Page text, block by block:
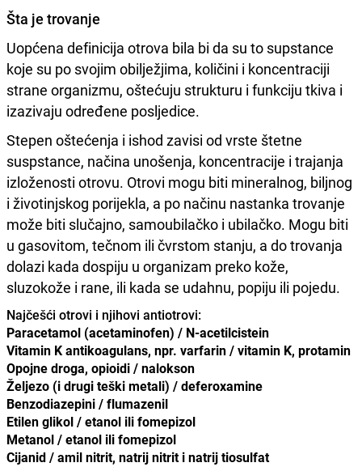
Šta je trovanje
Uopćena definicija otrova bila bi da su to supstance
koje su po svojim obilježjima, količini i koncentraciji
strane organizmu, oštećuju strukturu i funkciju tkiva i
izazivaju određene posljedice.
Stepen oštećenja i ishod zavisi od vrste štetne
suspstance, načina unošenja, koncentracije i trajanja
izloženosti otrovu. Otrovi mogu biti mineralnog, biljnog
i životinjskog porijekla, a po načinu nastanka trovanje
može biti slučajno, samoubilačko i ubilačko. Mogu biti
u gasovitom, tečnom ili čvrstom stanju, a do trovanja
dolazi kada dospiju u organizam preko kože,
sluzokože i rane, ili kada se udahnu, popiju ili pojedu.
Najčešći otrovi i njihovi antiotrovi:
Paracetamol (acetaminofen) / N-acetilcistein
Vitamin K antikoagulans, npr. varfarin / vitamin K, protamin
Opojne droga, opioidi / nalokson
Željezo (i drugi teški metali) / deferoxamine
Benzodiazepini / flumazenil
Etilen glikol / etanol ili fomepizol
Metanol / etanol ili fomepizol
Cijanid / amil nitrit, natrij nitrit i natrij tiosulfat